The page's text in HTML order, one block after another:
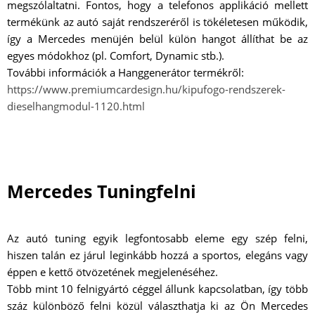
megszólaltatni. Fontos, hogy a telefonos applikáció mellett
termékünk az autó saját rendszeréről is tökéletesen működik,
így a Mercedes menüjén belül külön hangot állíthat be az
egyes módokhoz (pl. Comfort, Dynamic stb.).
További információk a Hanggenerátor termékről:
https://www.premiumcardesign.hu/kipufogo-rendszerek-
dieselhangmodul-1120.html
Mercedes Tuningfelni
Az autó tuning egyik legfontosabb eleme egy szép felni,
hiszen talán ez járul leginkább hozzá a sportos, elegáns vagy
éppen e kettő ötvözetének megjelenéséhez.
Több mint 10 felnigyártó céggel állunk kapcsolatban, így több
száz különböző felni közül választhatja ki az Ön Mercedes